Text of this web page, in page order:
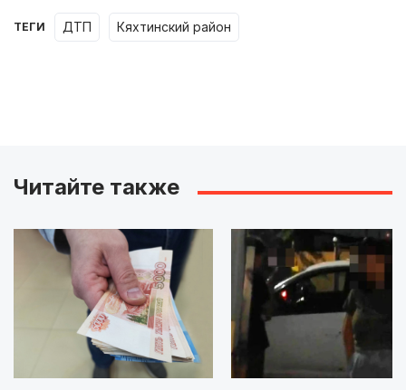
ТЕГИ ДТП кяхтинский район
Читайте также